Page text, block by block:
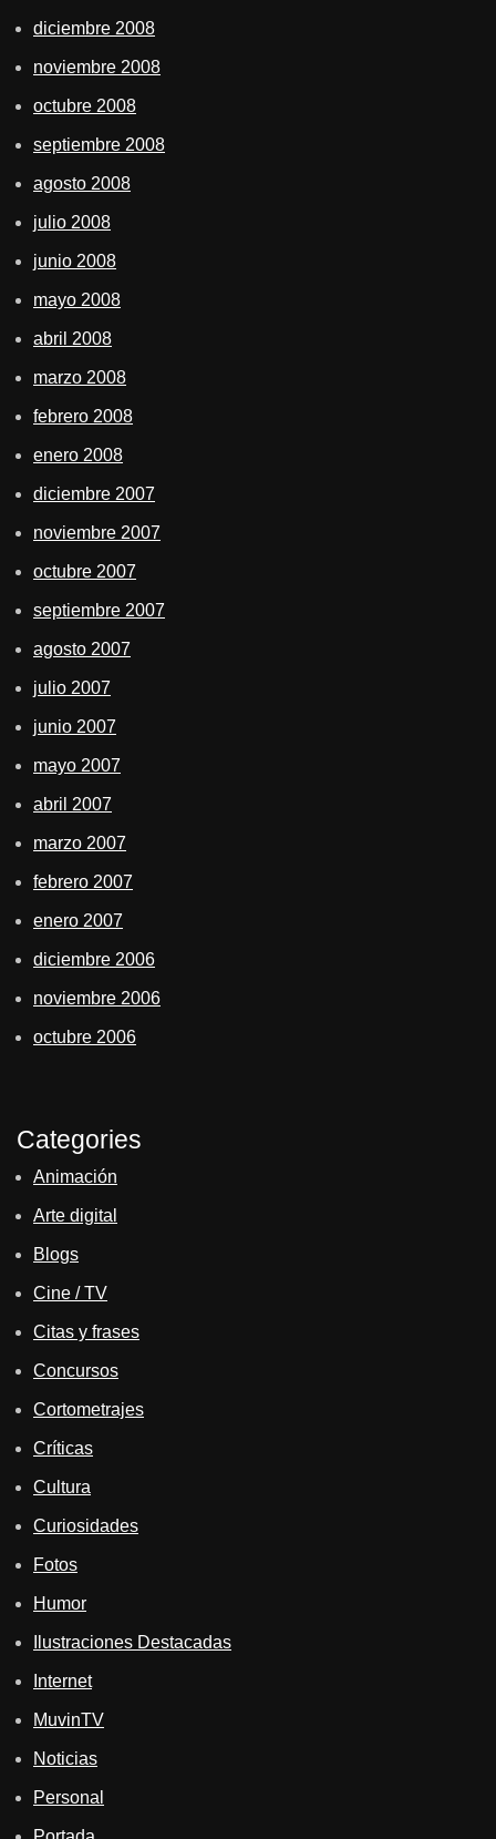
diciembre 2008
noviembre 2008
octubre 2008
septiembre 2008
agosto 2008
julio 2008
junio 2008
mayo 2008
abril 2008
marzo 2008
febrero 2008
enero 2008
diciembre 2007
noviembre 2007
octubre 2007
septiembre 2007
agosto 2007
julio 2007
junio 2007
mayo 2007
abril 2007
marzo 2007
febrero 2007
enero 2007
diciembre 2006
noviembre 2006
octubre 2006
Categories
Animación
Arte digital
Blogs
Cine / TV
Citas y frases
Concursos
Cortometrajes
Críticas
Cultura
Curiosidades
Fotos
Humor
Ilustraciones Destacadas
Internet
MuvinTV
Noticias
Personal